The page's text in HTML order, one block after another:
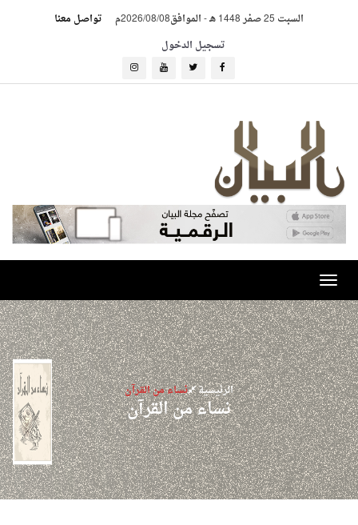
السبت 25 صفر 1448 هـ -الموافق2026/08/08م
تواصل معنا
تسجيل الدخول
Toggle
navigation
الرئيسية نساء من القرآن
نساء من القرآن